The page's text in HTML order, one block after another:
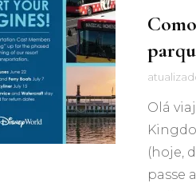
Olá
(hoje,
passe